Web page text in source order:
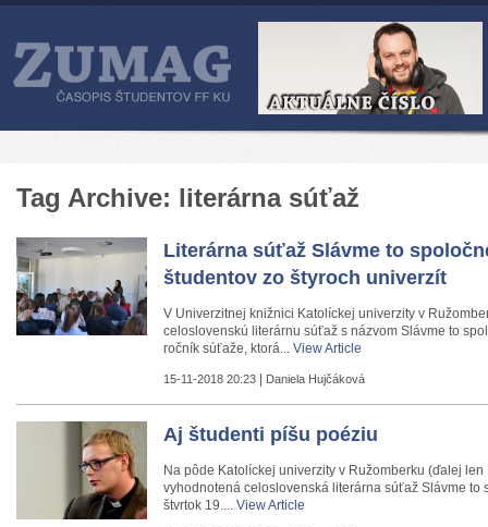
Tag Archive: literárna súťaž
Literárna súťaž Slávme to
študentov zo štyroch univerzít
V Univerzitnej knižnici Katolíckej univerzity v
celoslovenskú literárnu súťaž s názvom Slávme to
ročník súťaže, ktorá... View Article
15-11-2018 20:23 Daniela Hujčáková
Aj študenti píšu poéziu
Na pôde Katolíckej univerzity v Ružomberku (ďalej len
vyhodnotená celoslovenská literárna súťaž Slávme to
štvrtok 19.... View Article